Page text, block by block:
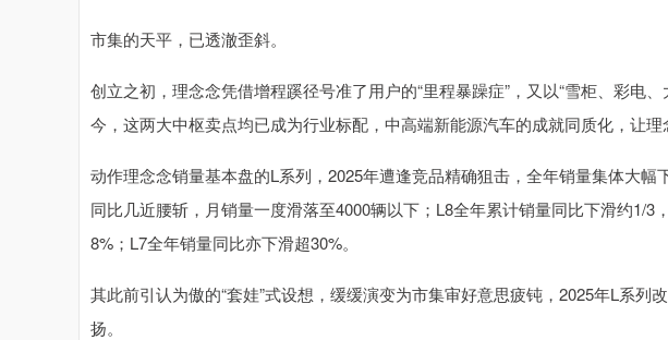
市集的天平，已透澈歪斜。
创立之初，理念念凭借增程蹊径号准了用户的“里程暴躁症”，又以“雪柜、彩电
今，这两大中枢卖点均已成为行业标配，中高端新能源汽车的成就同质化，让理
动作理念念销量基本盘的L系列，2025年遭逢竞品精确狙击，全年销量集体大幅
同比几近腰斩，月销量一度滑落至4000辆以下；L8全年累计销量同比下滑约1/3
8%；L7全年销量同比亦下滑超30%。
其此前引认为傲的“套娃”式设想，缓缓演变为市集审好意思疲钝，2025年L系列
扬。